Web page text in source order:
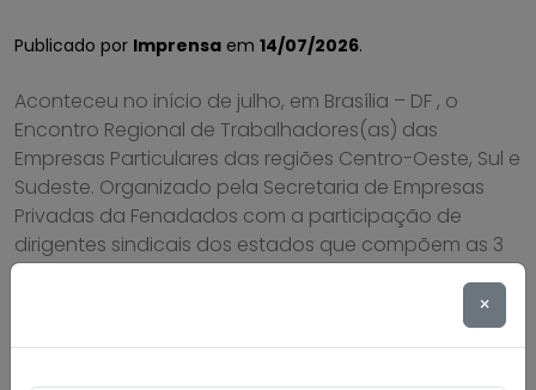
Publicado por Imprensa em 14/07/2026.
Aconteceu no início de julho, em Brasília – DF , o
Encontro Regional de Trabalhadores(as) das
Empresas Particulares das regiões Centro-Oeste, Sul e
Sudeste. Organizado pela Secretaria de Empresas
Privadas da Fenadados com a participação de
dirigentes sindicais dos estados que compõem as 3
regiões, entre eles o Sindpd-RJ, o Encontro deu
×